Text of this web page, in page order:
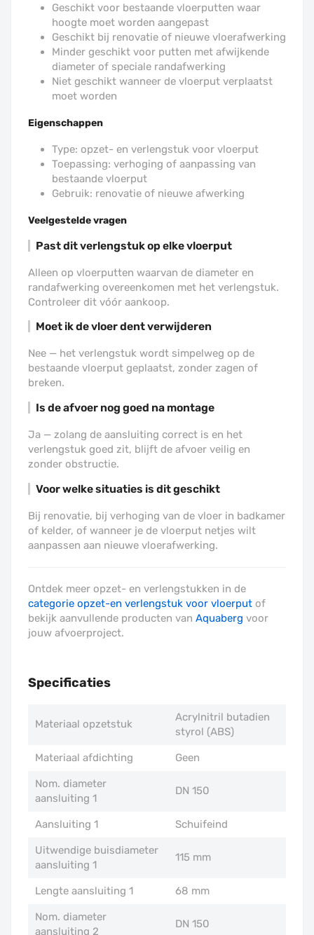
Geschikt voor bestaande vloerputten waar
hoogte moet worden aangepast
Geschikt bij renovatie of nieuwe vloerafwerking
Minder geschikt voor putten met afwijkende
diameter of speciale randafwerking
Niet geschikt wanneer de vloerput verplaatst
moet worden
Eigenschappen
Type: opzet- en verlengstuk voor vloerput
Toepassing: verhoging of aanpassing van
bestaande vloerput
Gebruik: renovatie of nieuwe afwerking
Veelgestelde vragen
Past dit verlengstuk op elke vloerput
Alleen op vloerputten waarvan de diameter en
randafwerking overeenkomen met het verlengstuk.
Controleer dit vóór aankoop.
Moet ik de vloer dent verwijderen
Nee — het verlengstuk wordt simpelweg op de
bestaande vloerput geplaatst, zonder zagen of
breken.
Is de afvoer nog goed na montage
Ja — zolang de aansluiting correct is en het
verlengstuk goed zit, blijft de afvoer veilig en
zonder obstructie.
Voor welke situaties is dit geschikt
Bij renovatie, bij verhoging van de vloer in badkamer
of kelder, of wanneer je de vloerput netjes wilt
aanpassen aan nieuwe vloerafwerking.
Ontdek meer opzet- en verlengstukken in de
categorie opzet-en verlengstuk voor vloerput of
bekijk aanvullende producten van Aquaberg voor
jouw afvoerproject.
Specificaties
Materiaal opzetstuk
Acrylnitril butadien
styrol (ABS)
Materiaal afdichting Geen
Nom. diameter
aansluiting 1
DN 150
Aansluiting 1 Schuifeind
Uitwendige buisdiameter
aansluiting 1
115 mm
Lengte aansluiting 1 68 mm
Nom. diameter
aansluiting 2
DN 150